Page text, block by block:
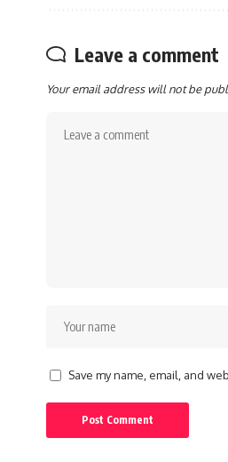
Leave a comment
Your email address will not be
Save my name, email, and